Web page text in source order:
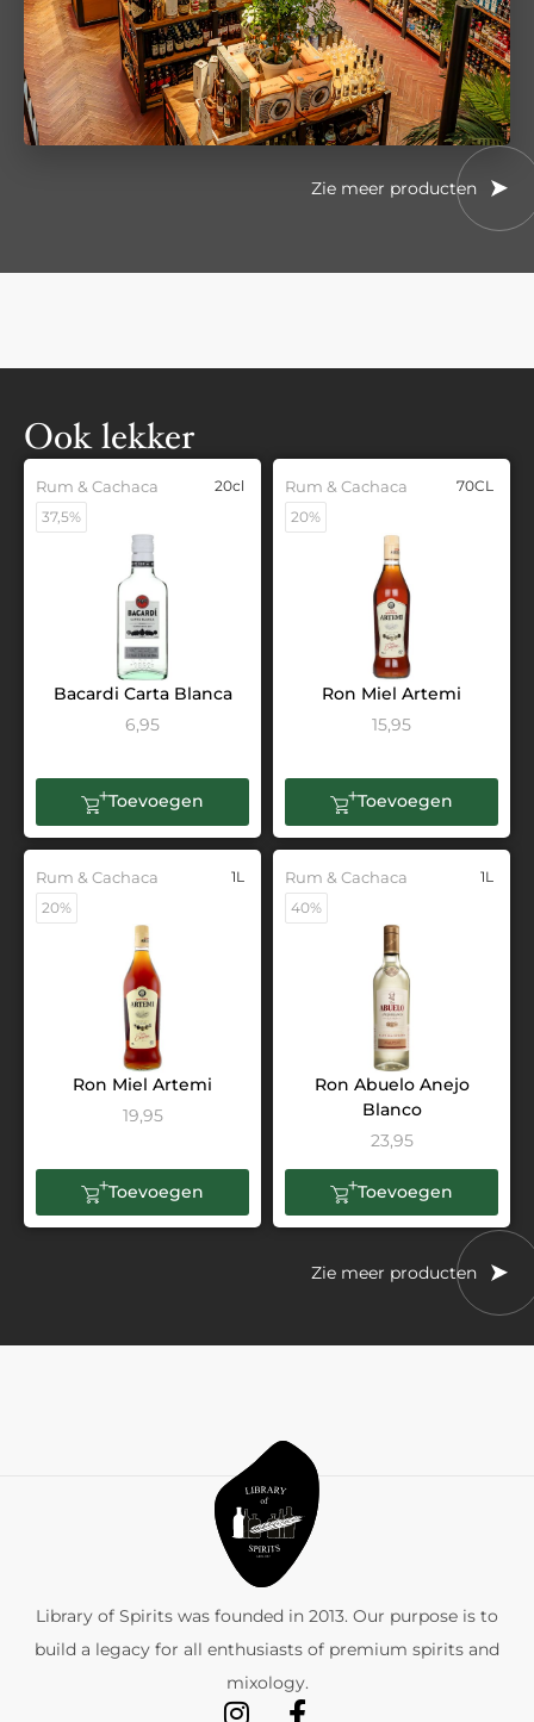
Zie meer producten
Ook lekker
Rum & Cachaca
20cl
37,5%
Bacardi Carta Blanca
6,95
Toevoegen
Rum & Cachaca
70CL
20%
Ron Miel Artemi
15,95
Toevoegen
Rum & Cachaca
1L
20%
Ron Miel Artemi
19,95
Toevoegen
Rum & Cachaca
1L
40%
Ron Abuelo Anejo
Blanco
23,95
Toevoegen
Zie meer producten
Library of Spirits was founded in 2013. Our purpose is to
build a legacy for all enthusiasts of premium spirits and
mixology.